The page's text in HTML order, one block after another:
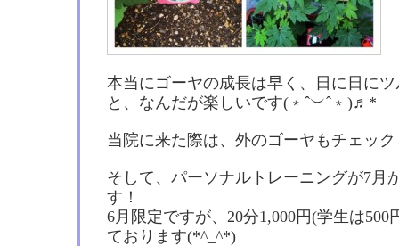
本当にゴーヤの成長は早く、日に日に
と、なんだが楽しいです(﹡ˆ︶ˆ﹡)♬*
当院に来た際は、外のゴーヤもチェッ
そして、パーソナルトレーニングが7月
す！
6月限定ですが、20分1,000円(学生は
ております(*^_^*)